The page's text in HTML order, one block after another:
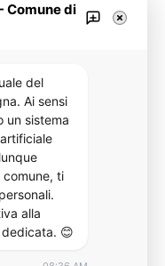
Comune di
del
Ai sensi
un sistema
comune, ti
alla
😊